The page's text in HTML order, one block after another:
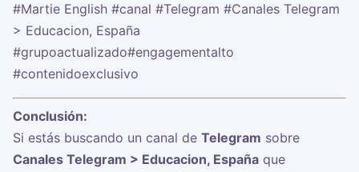
#Martie English #canal #Telegram #Canales Telegram
> Educacion, España
#grupoactualizado#engagementalto
#contenidoexclusivo
Conclusión:
Si estás buscando un canal de Telegram sobre
Canales Telegram > Educacion, España que